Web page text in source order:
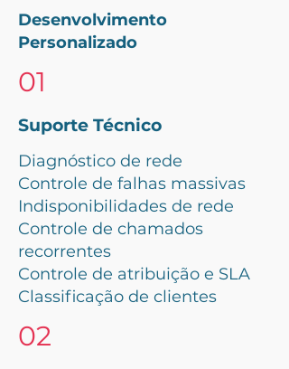
Desenvolvimento
Personalizado
01
Suporte Técnico
Diagnóstico de rede
Controle de falhas massivas
Indisponibilidades de rede
Controle de chamados
recorrentes
Controle de atribuição e SLA
Classificação de clientes
02